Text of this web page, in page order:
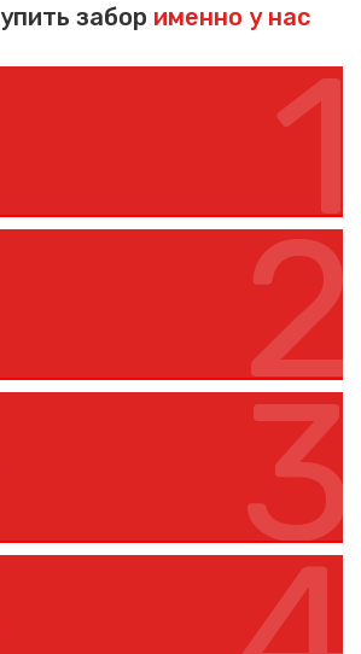
забор именно у нас
1
забора, способа монтажа и2
забора на любой
в кратчайшие сроки
3
цене.